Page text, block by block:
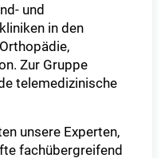
und
in den
Zur Gruppe
telemedizinische
unsere Experten,
fachübergreifend